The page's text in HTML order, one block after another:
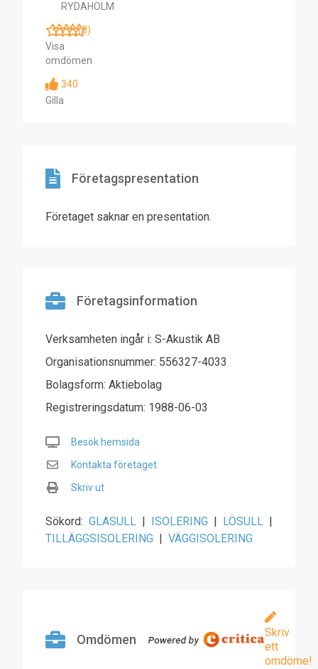
RYDAHOLM
(0)
Visa
omdömen
340
Gilla
Företagspresentation
Företaget saknar en presentation.
Företagsinformation
Verksamheten ingår i: S-Akustik AB
Organisationsnummer: 556327-4033
Bolagsform: Aktiebolag
Registreringsdatum: 1988-06-03
Besök hemsida
Kontakta företaget
Skriv ut
Sökord: GLASULL | ISOLERING | LÖSULL |
TILLÄGGSISOLERING | VÄGGISOLERING
Omdömen
Skriv
ett
omdöme!